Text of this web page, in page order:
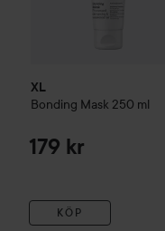
XL
Bonding Mask 250 ml
179 kr
KÖP